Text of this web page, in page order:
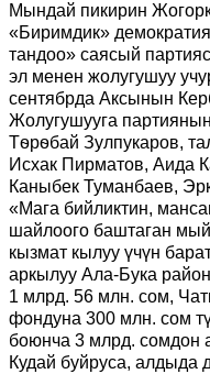
Мындай пикирин
«Биримдик»
тандоо» саясый
эл менен жолугушуу
сентябрда Аксынын
Жолугушууга
Тѳрѳбай Зулпукаров,
Исхак Пирматов, Аида
Каныбек Туманбаев,
«Мага бийликтин,
шайлоого баштаган
кызмат кылуу үчүн
аркылуу Ала-Бука
1 млрд. 56 млн. сом,
фондуна 300 млн. сом
боюнча 3 млрд. сомдон
Кудай буйруса, алдыда